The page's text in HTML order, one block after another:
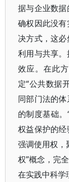
据与企业数
确权因此没
决方式，这
利用与共享
效应。在此
定“公共数据
同部门法的
的制度基础
权益保护的经
强调使用权，
权”概念，完
在实践中科学